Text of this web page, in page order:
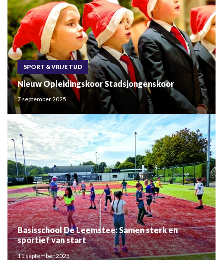
SPORT & VRIJE TIJD
Nieuw Opleidingskoor Stadsjongenskoor
7 september 2025
Basisschool De Leemstee: Samen sterk en
sportief van start
11 september 2025